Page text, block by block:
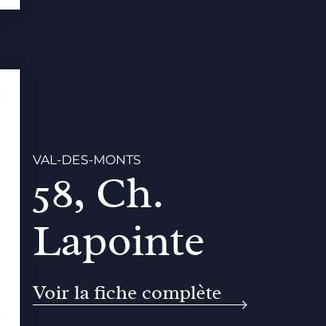
VAL-DES-MONTS
58, Ch.
Lapointe
Voir la fiche complète